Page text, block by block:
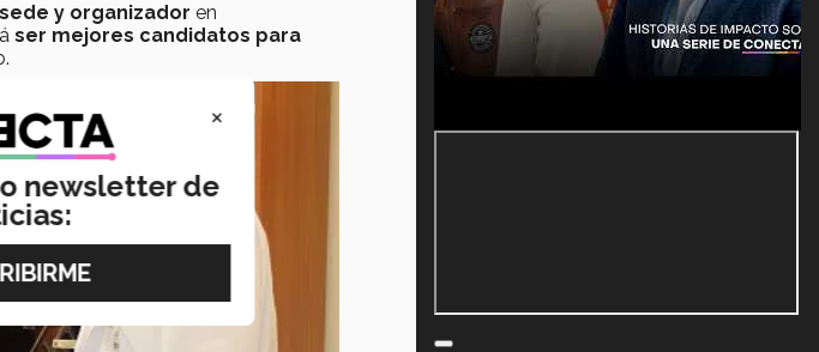
y organizador en
ser mejores candidatos para
×
newsletter de